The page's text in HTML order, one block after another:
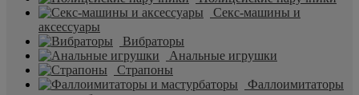
Секс-машины и
аксессуары
Вибраторы
Анальные игрушки
Страпоны
Фаллоимитаторы